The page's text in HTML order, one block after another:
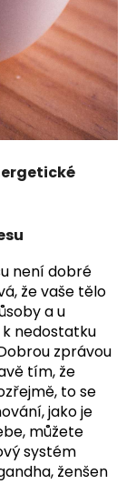
není dobré
že vaše tělo
a u
nedostatku
zprávou
tím, že
to se
jako je
můžete
systém
ženšen